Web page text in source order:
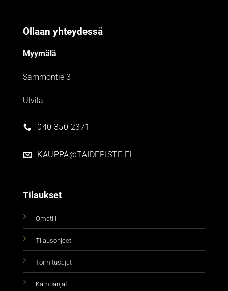
Ollaan yhteydessä
Myymälä
Sammontie 3
Ulvila
040 350 2371
KAUPPA@TAIDEPISTE.FI
Tilaukset
Omatili
Tilausohjeet
Toimitusajat
Kampanjat